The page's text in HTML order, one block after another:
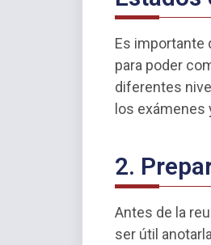
Es importante
para poder
diferentes
los exámenes
2.
Antes de la
ser útil